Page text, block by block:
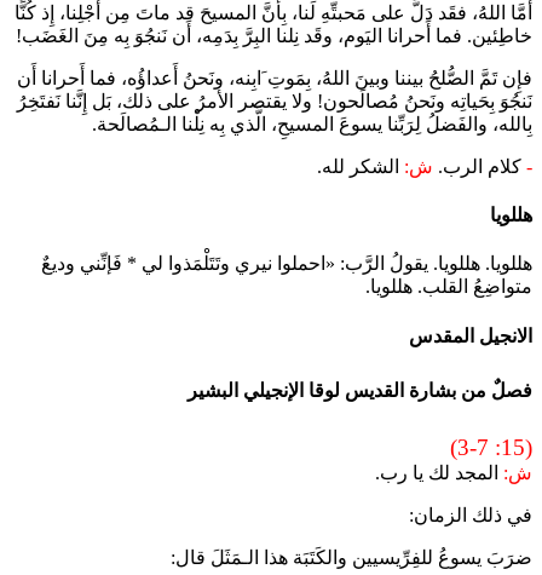
أَمَّا اللهُ، فقَد دَلَّ على مَحبتِّهِ لَنا، بِأَنَّ المسيحَ قد ماتَ مِن أَجْلِنا، إِذ كُنًّا
خاطِئين. فما أَحرانا اليَوم، وقَد نِلنا البِرَّ بِدَمِه، أَن نَنجُوَ بِه مِنَ الغَضَب!
فإِن تَمَّ الصُّلحُ بيننا وبينَ اللهُ، بِمَوتِ َابِنه، ونَحنُ أَعداؤُه، فما أَحرانا أَن
نَنجُوَ بِحَياتِه ونَحنُ مُصالَحون! ولا يقتصر الأمرُ على ذلك، بَل إِنَّنا نَفتَخِرُ
بِالله، والفَضلُ لِرَبِّنا يسوعَ المسيحِ، الَّذي بِه نِلْنا الـمُصالَحة.
- كلام الرب. ش: الشكر لله.
هللويا
هللويا. هللويا. يقولُ الرَّب: «احملوا نيري وتَتَلْمَذوا لي * فَإنِّني وديعٌ
متواضِعُ القلب. هللويا.
الانجيل المقدس
فصلٌ من بشارة القديس لوقا الإنجيلي البشير
(15: 3-7)
ش: المجد لك يا رب.
في ذلك الزمان:
ضرَبَ يسوعُ للفِرِّيسيين والكَتَبَة هذا الـمَثَلَ قال: